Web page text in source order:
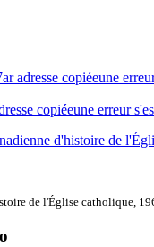
adresse copiéeune
copiéeune erreur
d'histoire de
de l'Église catholique,